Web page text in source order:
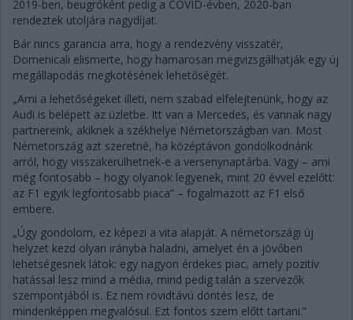
2019-ben, beugróként pedig a COVID-évben, 2020-ban
rendeztek utoljára nagydíjat.
Bár nincs garancia arra, hogy a rendezvény visszatér,
Domenicali elismerte, hogy hamarosan megvizsgálhatják egy új
megállapodás megkötésének lehetőségét.
„Ami a lehetőségeket illeti, nem szabad elfelejtenünk, hogy az
Audi is belépett az üzletbe. Itt van a Mercedes, és vannak nagy
partnereink, akiknek a székhelye Németországban van. Most
Németország azt szeretné, ha középtávon gondolkodnánk
arról, hogy visszakerülhetnek-e a versenynaptárba. Vagy – ami
még fontosabb – hogy olyanok legyenek, mint 20 évvel ezelőtt:
az F1 egyik legfontosabb piaca” – fogalmazott az F1 első
embere.
„Úgy gondolom, ez képezi a vita alapját. A németországi új
helyzet kezd olyan irányba haladni, amelyet én a jövőben
lehetségesnek látok: egy nagyon érdekes piac, amely pozitív
hatással lesz mind a média, mind pedig talán a szervezők
szempontjából is. Ez nem rövidtávú döntés lesz, de
mindenképpen megvalósul. Ezt fontos szem előtt tartani.”